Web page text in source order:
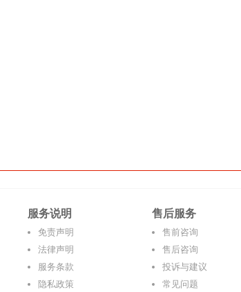
服务说明
免责声明
法律声明
服务条款
隐私政策
售后服务
售前咨询
售后咨询
投诉与建议
常见问题